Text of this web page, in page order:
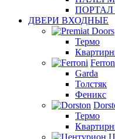
ДВЕРИ ВХОДНЫЕ
Термо
Garda
Толстяк
Феникс
Термо